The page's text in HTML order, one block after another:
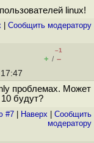
linux!
Cообщить модератору
–1
+ / –
проблемах. Может
будут?
#7 Наверх
Cообщить
модератору